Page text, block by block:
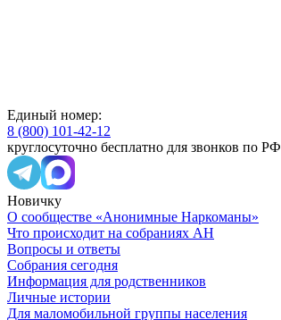
Единый номер:
8 (800) 101-42-12
круглосуточно бесплатно для звонков по РФ
Новичку
О сообществе «Анонимные Наркоманы»
Что происходит на собраниях АН
Вопросы и ответы
Собрания сегодня
Информация для родственников
Личные истории
Для маломобильной группы населения